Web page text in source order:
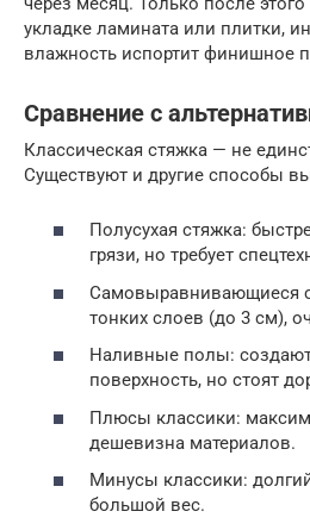
укладке ламината или плитки,
влажность испортит финишное
Сравнение с
Классическая стяжка — не
Существуют и другие способы
Полусухая стяжка:
грязи, но требует
Самовыравнивающиеся
тонких слоев (до 3 см),
Наливные полы:
поверхность, но стоят
Плюсы классики:
дешевизна материалов.
Минусы классики:
большой вес.